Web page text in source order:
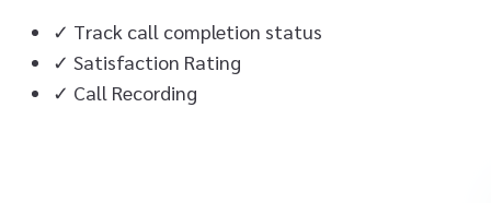
✓ Track call completion status
✓ Satisfaction Rating
✓ Call Recording